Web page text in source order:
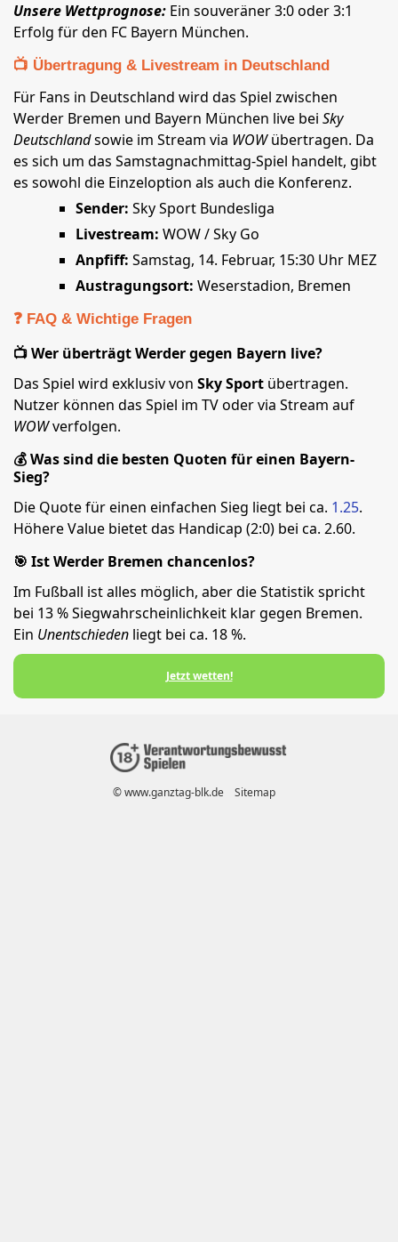
Unsere Wettprognose: Ein souveräner 3:0 oder 3:1
Erfolg für den FC Bayern München.
📺 Übertragung & Livestream in Deutschland
Für Fans in Deutschland wird das Spiel zwischen
Werder Bremen und Bayern München live bei Sky
Deutschlandsowie im Stream via WOWübertragen. Da
es sich um das Samstagnachmittag-Spiel handelt, gibt
es sowohl die Einzeloption als auch die Konferenz.
Sender: Sky Sport Bundesliga
Livestream: WOW / Sky Go
Anpfiff: Samstag, 14. Februar, 15:30 Uhr MEZ
Austragungsort: Weserstadion, Bremen
❓ FAQ & Wichtige Fragen
📺 Wer überträgt Werder gegen Bayern live?
Das Spiel wird exklusiv von Sky Sport übertragen.
Nutzer können das Spiel im TV oder via Stream auf
WOWverfolgen.
💰 Was sind die besten Quoten für einen Bayern-
Sieg?
Die Quote für einen einfachen Sieg liegt bei ca. 1.25.
Höhere Value bietet das Handicap (2:0) bei ca. 2.60.
🎯 Ist Werder Bremen chancenlos?
Im Fußball ist alles möglich, aber die Statistik spricht
bei 13 % Siegwahrscheinlichkeit klar gegen Bremen.
Ein Unentschieden liegt bei ca. 18 %.
Jetzt wetten!
© www.ganztag-blk.de Sitemap